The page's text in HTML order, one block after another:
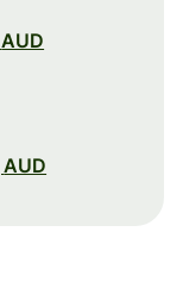
AUD إلى NZD
AUD إلى CAD